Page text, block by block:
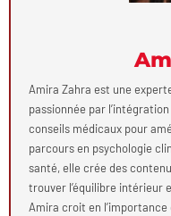
Amira Zahra est une
passionnée par
conseils médicaux pour
parcours en psychologie
santé, elle crée des
trouver l’équilibre intérieur
Amira croit en l’importance